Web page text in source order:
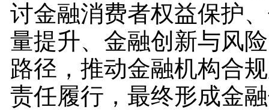
讨金融消费者权益保护
量提升、金融创新与风
路径，推动金融机构合
责任履行，最终形成金